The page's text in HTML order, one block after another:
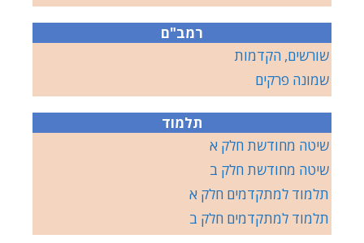
רמב"ם
שורשים, הקדמות
שמונה פרקים
תלמוד
שיטה מחודשת חלק א
שיטה מחודשת חלק ב
תלמוד למתקדמים חלק א
תלמוד למתקדמים חלק ב